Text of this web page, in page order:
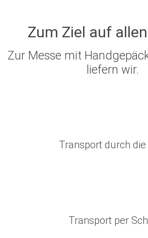
Zum Ziel auf
Zur Messe mit
liefern wir.
Transport durch
Transport per